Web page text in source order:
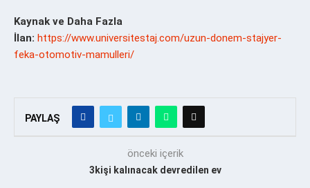
Kaynak ve Daha Fazla
İlan: https://www.universitestaj.com/uzun-donem-stajyer-
feka-otomotiv-mamulleri/
PAYLAŞ
önceki içerik
3kişi kalınacak devredilen ev